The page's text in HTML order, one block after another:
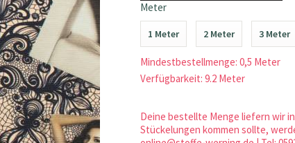
Meter
1 Meter 2 Meter 3 Meter
Mindestbestellmenge: 0,5 Meter
Verfügbarkeit: 9.2 Meter
Deine bestellte Menge liefern wir
Stückelungen kommen sollte,